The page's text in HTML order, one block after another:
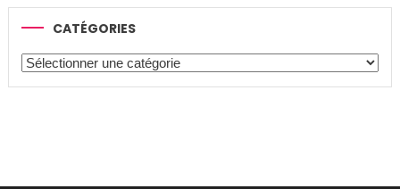
CATÉGORIES
Catégories